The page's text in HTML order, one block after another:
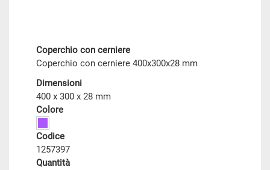
Coperchio con cerniere
Coperchio con cerniere 400x300x28 mm
Dimensioni
400 x 300 x 28 mm
Colore
Codice
1257397
Quantità